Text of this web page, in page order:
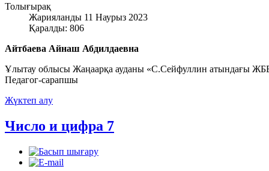
Толығырақ
Жарияланды 11 Наурыз 2023
Қаралды: 806
Айтбаева Айнаш Абдилдаевна
Ұлытау облысы Жаңаарқа ауданы «С.Сейфуллин атындағы
Педагог-сарапшы
Жүктеп алу
Число и цифра 7